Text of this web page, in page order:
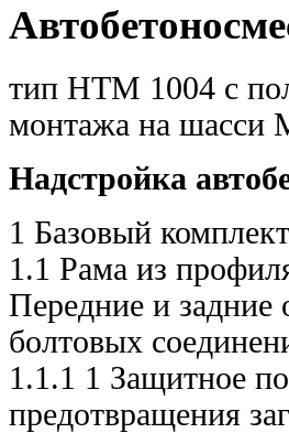
тип HTM 1004 с
монтажа на шасси
Надстройка
1 Базовый
1.1 Рама из
Передние и
болтовых
1.1.1 1 Защитное
предотвращения